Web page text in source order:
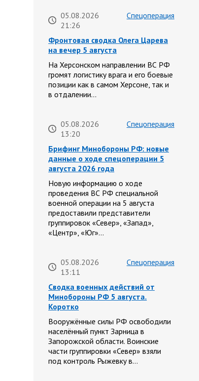
05.08.2026
21:26
Спецоперация
Фронтовая сводка Олега Царева
на вечер 5 августа
На Херсонском направлении ВС РФ
громят логистику врага и его боевые
позиции как в самом Херсоне, так и
в отдалении…
05.08.2026
13:20
Спецоперация
Брифинг Минобороны РФ: новые
данные о ходе спецоперации 5
августа 2026 года
Новую информацию о ходе
проведения ВС РФ специальной
военной операции на 5 августа
предоставили представители
группировок «Север», «Запад»,
«Центр», «Юг»…
05.08.2026
13:11
Спецоперация
Сводка военных действий от
Минобороны РФ 5 августа.
Коротко
Вооружённые силы РФ освободили
населённый пункт Зарница в
Запорожской области. Воинские
части группировки «Север» взяли
под контроль Рыжевку в…